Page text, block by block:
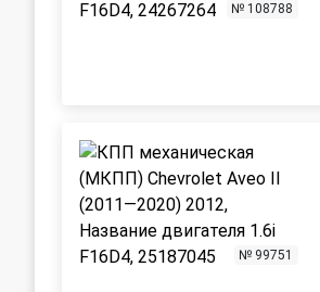
№ 108788
№ 99751